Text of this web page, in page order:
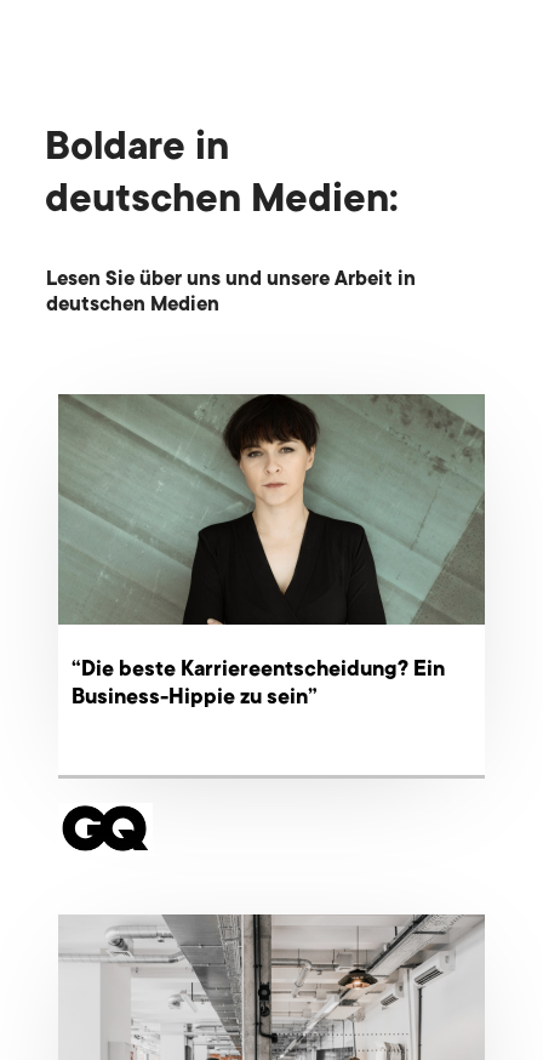
Boldare in
deutschen Medien:
Lesen Sie über uns und unsere Arbeit in
deutschen Medien
“Die beste Karriereentscheidung? Ein
Business-Hippie zu sein”